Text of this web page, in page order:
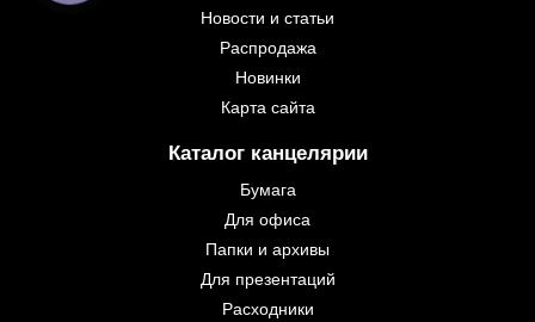
Новости и статьи
Распродажа
Новинки
Карта сайта
Каталог канцелярии
Бумага
Для офиса
Папки и архивы
Для презентаций
Расходники